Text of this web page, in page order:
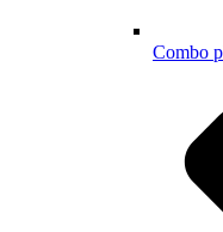
Combo